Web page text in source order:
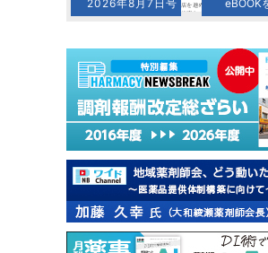
2026年8月7日号 eBOOK